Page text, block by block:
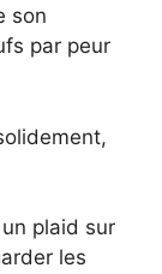
son
par peur
plaid sur
les